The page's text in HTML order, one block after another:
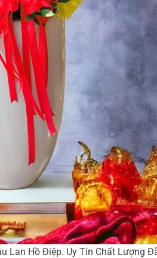
Lan Hồ Điệp. Uy Tín Chất Lượng